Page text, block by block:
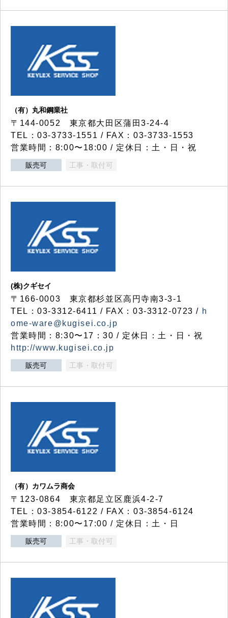
（有）丸和鋼業社
〒144-0052 東京都大田区蒲田3-24-4
TEL：03-3733-1551 / FAX：03-3733-1553
営業時間：8:00〜18:00 / 定休日：土・日・祝
販売可 工事・取付可
(株)クギセイ
〒166-0003 東京都杉並区高円寺南3-3-1
TEL：03-3312-6411 / FAX：03-3312-0723 / h
ome-ware@kugisei.co.jp
営業時間：8:30〜17：30 / 定休日：土・日・祝
http://www.kugisei.co.jp
販売可 工事・取付可
（有）カワムラ商会
〒123-0864 東京都足立区鹿浜4-2-7
TEL：03-3854-6122 / FAX：03-3854-6124
営業時間：8:00〜17:00 / 定休日：土・日
販売可 工事・取付可